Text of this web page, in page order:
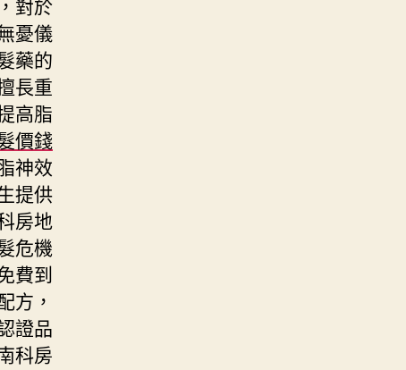
憂儀
藥的
長重
高脂
價錢
神效
提供
房地
危機
費到
方，
證品
科房